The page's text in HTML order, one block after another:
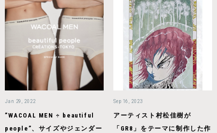
Jan 29, 2022
”WACOAL MEN ÷ beautiful
people”、サイズやジェンダー
Sep 16, 2023
アーティスト村松佳樹が
「GR8」をテーマに制作した作